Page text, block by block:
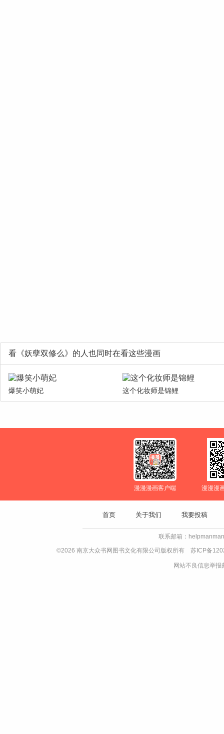
看《妖孽双修么》的人也同时在看这些漫画
爆笑小萌妃 这个化妆师是锦鲤
漫漫漫画客户端 漫漫漫
首页 关于我们 我要投稿
联系邮箱：
©2026 南京大众书网图书文化有限公司版权所有 苏ICP备
网站不良信息举